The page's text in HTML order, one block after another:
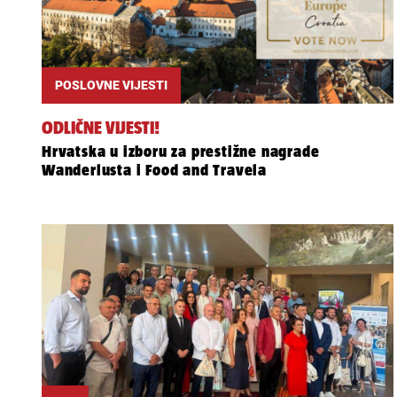
POSLOVNE VIJESTI
ODLIČNE VIJESTI!
Hrvatska u izboru za prestižne nagrade
Wanderlusta i Food and Travela